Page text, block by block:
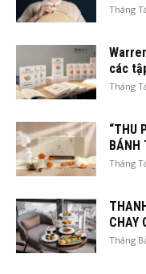
Tháng
các
Tháng
“THU
BÁNH
Tháng
CHAY
Tháng